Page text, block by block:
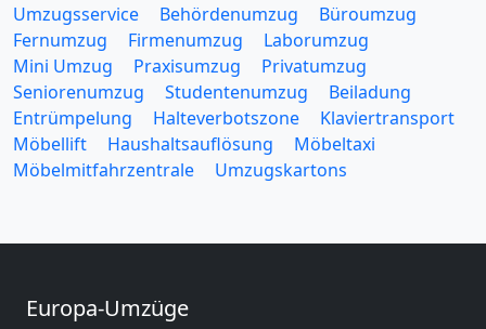
Umzugsservice Behördenumzug
Büroumzug
Fernumzug
Firmenumzug
Laborumzug
Mini Umzug
Praxisumzug
Privatumzug
Seniorenumzug
Studentenumzug
Beiladung
Entrümpelung
Halteverbotszone
Klaviertransport
Möbellift
Haushaltsauflösung
Möbeltaxi
Möbelmitfahrzentrale
Umzugskartons
Europa-Umzüge